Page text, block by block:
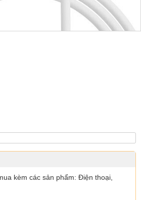
kèm các sản phẩm: Điện thoại,